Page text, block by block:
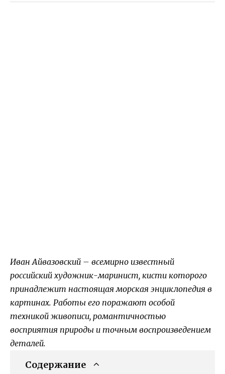
Иван Айвазовский – всемирно известный
российский художник-маринист, кисти которого
принадлежит настоящая морская энциклопедия в
картинах. Работы его поражают особой
техникой живописи, романтичностью
восприятия природы и точным воспроизведением
деталей.
Содержание